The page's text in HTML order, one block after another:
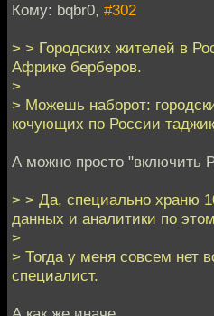
Кому: bqbr0, #302
> > Городских жителей в
Африке берберов.
>
> Можешь наборот:
кочующих по России
А можно просто "включить
> > Да, специально храню
данных и аналитики по
>
> Тогда у меня совсем нет
специалист.